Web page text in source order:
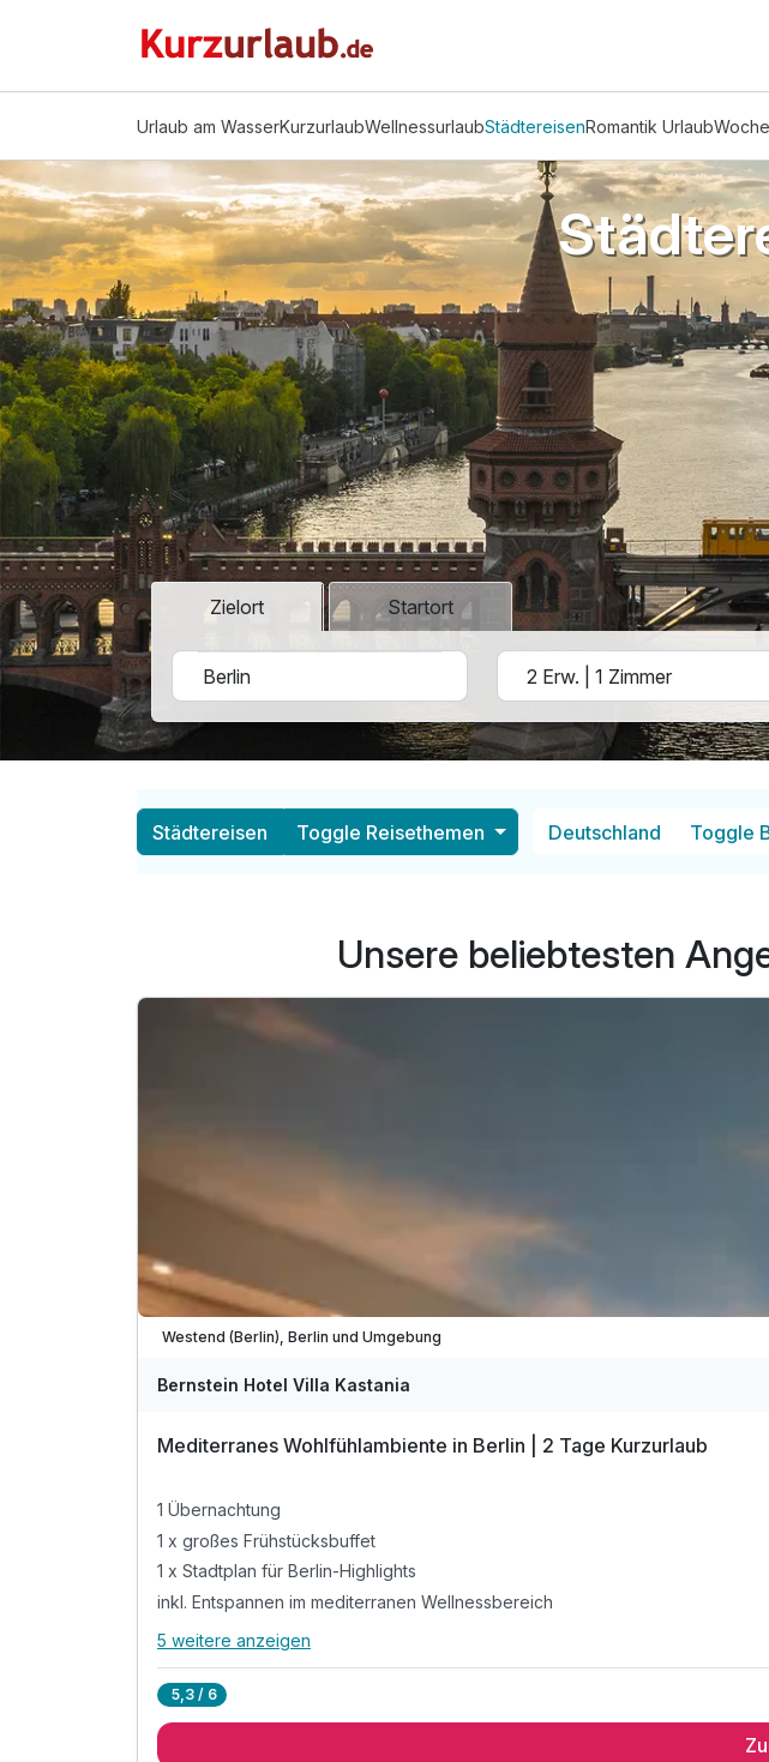
Urlaub am WasserKurzurlaubWellnessurlaubStädtereisenRomantik Urlaub
Zielort Startort
Städtereisen Toggle Reisethemen Deutschland Toggle
Unsere beliebtesten
Westend (Berlin), Berlin und Umgebung
Bernstein Hotel Villa Kastania
Mediterranes Wohlfühlambiente in Berlin | 2 Tage Kurzurlaub
1 Übernachtung
1 x großes Frühstücksbuffet
1 x Stadtplan für Berlin-Highlights
inkl. Entspannen im mediterranen Wellnessbereich
Alle Inklusivleistungen
5 weitere anzeigen
5,3 / 6